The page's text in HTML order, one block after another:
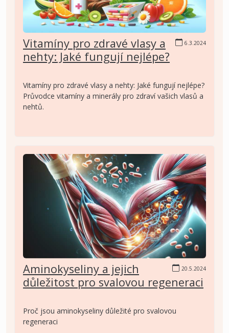
6.3.2024
Vitamíny pro zdravé vlasy a
nehty: Jaké fungují nejlépe?
Vitamíny pro zdravé vlasy a nehty: Jaké fungují nejlépe?
Průvodce vitamíny a minerály pro zdraví vašich vlasů a
nehtů.
20.5.2024
Aminokyseliny a jejich
důležitost pro svalovou regeneraci
Proč jsou aminokyseliny důležité pro svalovou
regeneraci